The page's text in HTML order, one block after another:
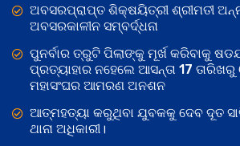
ଅବସରପ୍ରାପ୍ତ ଶିକ୍ଷୟିତ୍ରୀ ଶ୍ରୀମତୀ
ଅବସରକାଳୀନ ସମ୍ବର୍ଦ୍ଧନା
ପୁନର୍ବାର ତ୍ରୁଟି ପିଲାଙ୍କୁ ମୂର୍ଖ କରିବାକୁ
ପ୍ରତ୍ୟାହାର ନହେଲେ ଆସନ୍ତା 17
ମହାସଂଘର ଆମରଣ ଅନଶନ
ଆତ୍ମହତ୍ୟା କରୁଥିବା ଯୁବକକୁ ଦେବ ଦୂତ
ଥାନା ଅଧିକାରୀ।